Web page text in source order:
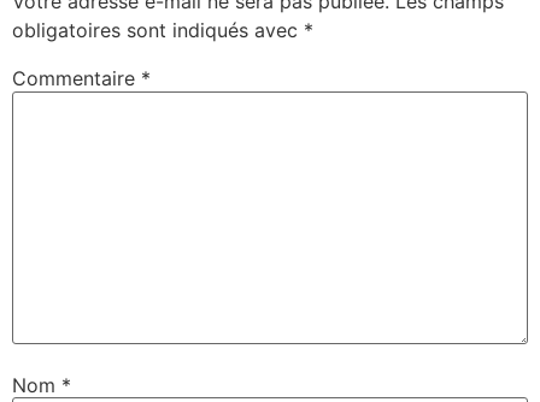
obligatoires sont indiqués avec *
Commentaire *
Nom *